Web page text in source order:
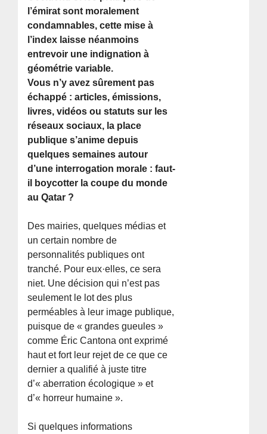
l’émirat sont moralement
condamnables, cette mise à
l’index laisse néanmoins
entrevoir une indignation à
géométrie variable.
Vous n’y avez sûrement pas
échappé : articles, émissions,
livres, vidéos ou statuts sur les
réseaux sociaux, la place
publique s’anime depuis
quelques semaines autour
d’une interrogation morale : faut-
il boycotter la coupe du monde
au Qatar ?
Des mairies, quelques médias et
un certain nombre de
personnalités publiques ont
tranché. Pour eux·elles, ce sera
niet. Une décision qui n’est pas
seulement le lot des plus
perméables à leur image publique,
puisque de « grandes gueules »
comme Éric Cantona ont exprimé
haut et fort leur rejet de ce que ce
dernier a qualifié à juste titre
d’« aberration écologique » et
d’« horreur humaine ».
Si quelques informations